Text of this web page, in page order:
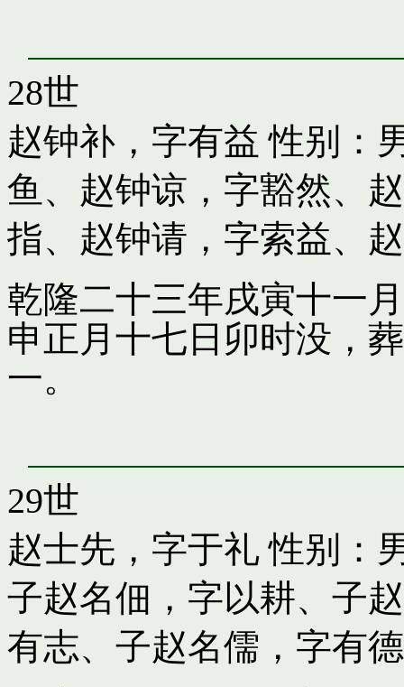
28世
赵钟补，字有益 性别：
鱼 、 赵钟谅，字豁然、
指、 赵钟请，字索益、
乾隆二十三年戌寅十一
申正月十七日卯时没，
一。
29世
赵士先，字于礼 性别：
子赵名佃，字以耕、子
有志、子赵名儒，字有德